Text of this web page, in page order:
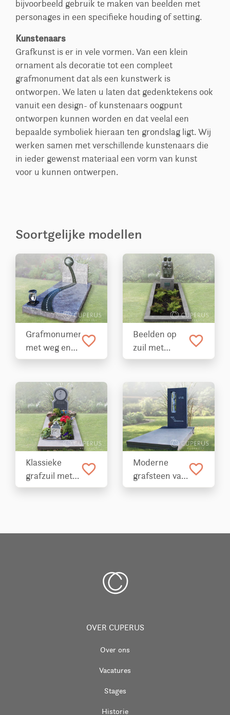
bijvoorbeeld gebruik te maken van beelden met
personages in een specifieke houding of setting.
Kunstenaars
Grafkunst is er in vele vormen. Van een klein
ornament als decoratie tot een compleet
grafmonument dat als een kunstwerk is
ontworpen. We laten u laten dat gedenktekens ook
vanuit een design- of kunstenaars oogpunt
ontworpen kunnen worden en dat veelal een
bepaalde symboliek hieraan ten grondslag ligt. Wij
werken samen met verschillende kunstenaars die
in ieder gewenst materiaal een vorm van kunst
voor u kunnen ontwerpen.
Soortgelijke modellen
Grafmonument
met weg en
graflantaarn
favorite_border
Beelden op
zuil met
tekstplaatje
favorite_border
Klassieke
grafzuil met
graflantaarn
favorite_border
Moderne
grafsteen van
Hardsteen
favorite_border
OVER CUPERUS
Over ons
Vacatures
Stages
Historie